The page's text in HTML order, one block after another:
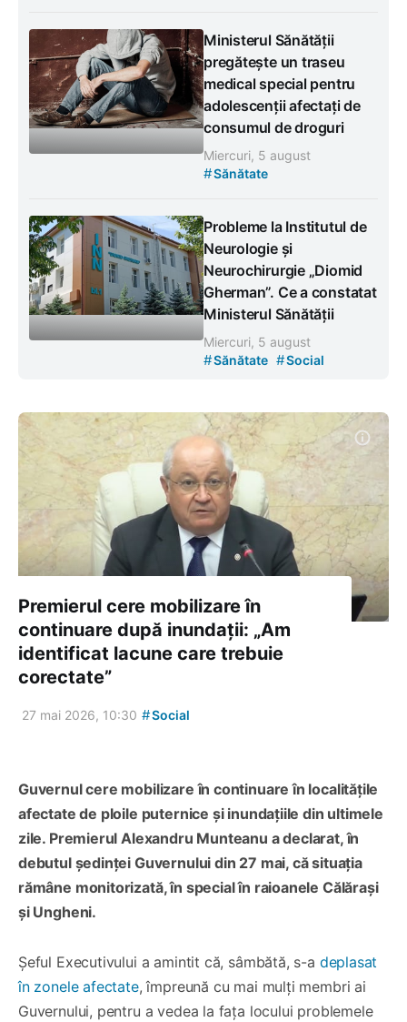
Ministerul Sănătății
pregătește un traseu
medical special pentru
adolescenții afectați de
consumul de droguri
Miercuri, 5 august
#Sănătate
Probleme la Institutul de
Neurologie și
Neurochirurgie „Diomid
Gherman”. Ce a constatat
Ministerul Sănătății
Miercuri, 5 august
#Sănătate #Social
Premierul cere mobilizare în
continuare după inundații: „Am
identificat lacune care trebuie
corectate”
27 mai 2026, 10:30 #Social
Guvernul cere mobilizare în continuare în localitățile
afectate de ploile puternice și inundațiile din ultimele
zile. Premierul Alexandru Munteanu a declarat, în
debutul ședinței Guvernului din 27 mai, că situația
rămâne monitorizată, în special în raioanele Călărași
și Ungheni.
Șeful Executivului a amintit că, sâmbătă, s-a deplasat
în zonele afectate, împreună cu mai mulți membri ai
Guvernului, pentru a vedea la fața locului problemele